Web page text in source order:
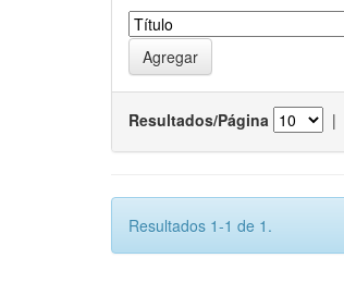
Resultados/Página |
Resultados 1-1 de 1.